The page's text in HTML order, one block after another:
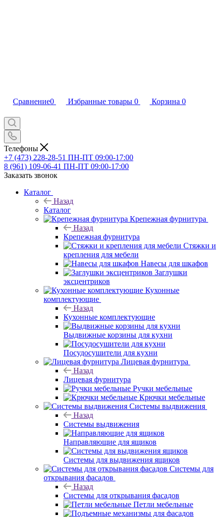
Сравнение0 Избранные товары 0 Корзина 0
Телефоны
+7 (473) 228-28-51 ПН-ПТ 09:00-17:00
8 (961) 109-06-41 ПН-ПТ 09:00-17:00
Заказать звонок
Каталог
Назад
Каталог
Крепежная фурнитура
Назад
Крепежная фурнитура
Стяжки и
крепления для мебели
Навесы для шкафов
Заглушки
эксцентриков
Кухонные
комплектующие
Назад
Кухонные комплектующие
Выдвижные корзины для кухни
Посудосушители для кухни
Лицевая фурнитура
Назад
Лицевая фурнитура
Ручки мебельные
Крючки мебельные
Системы выдвижения
Назад
Системы выдвижения
Направляющие для ящиков
Системы для выдвижения ящиков
Системы для
открывания фасадов
Назад
Системы для открывания фасадов
Петли мебельные